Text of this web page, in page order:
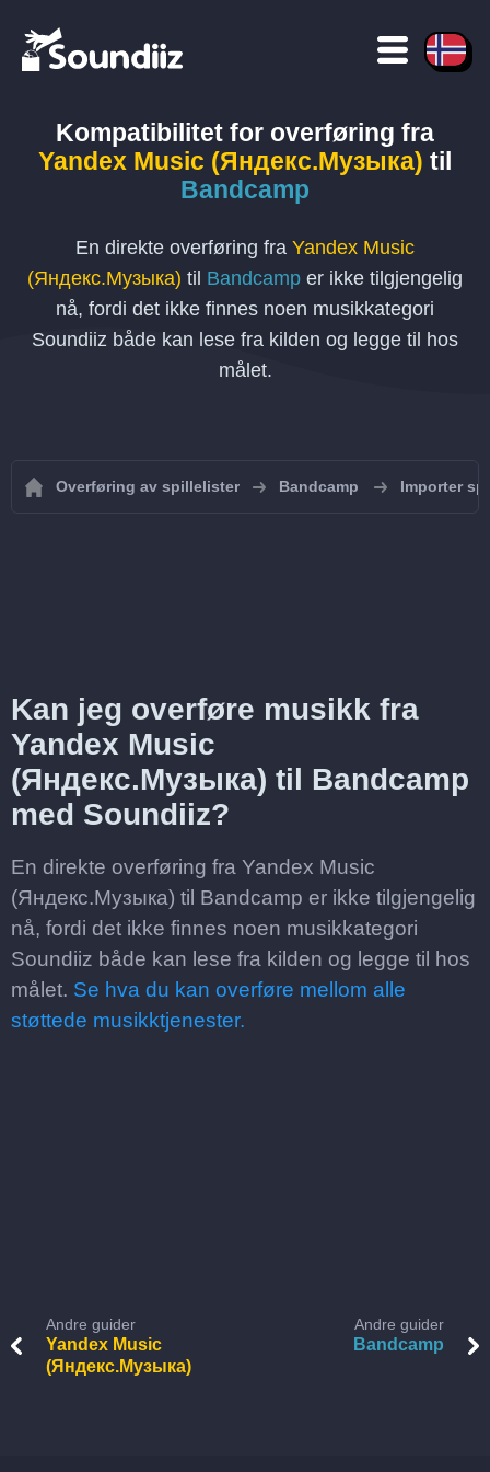
Kompatibilitet for overføring fra
Yandex Music (Яндекс.Музыка) til
Bandcamp
En direkte overføring fra Yandex Music
(Яндекс.Музыка) til Bandcamp er ikke tilgjengelig
nå, fordi det ikke finnes noen musikkategori
Soundiiz både kan lese fra kilden og legge til hos
målet.
Overføring av spillelister Bandcamp Importer
Kan jeg overføre musikk fra
Yandex Music
(Яндекс.Музыка) til Bandcamp
med Soundiiz?
En direkte overføring fra Yandex Music
(Яндекс.Музыка) til Bandcamp er ikke tilgjengelig
nå, fordi det ikke finnes noen musikkategori
Soundiiz både kan lese fra kilden og legge til hos
målet. Se hva du kan overføre mellom alle
støttede musikktjenester.
Andre guider
Yandex Music
(Яндекс.Музыка)
Andre guider
Bandcamp